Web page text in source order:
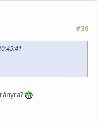
#36